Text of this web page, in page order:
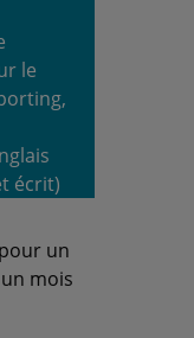
le
écrit)
un
mois